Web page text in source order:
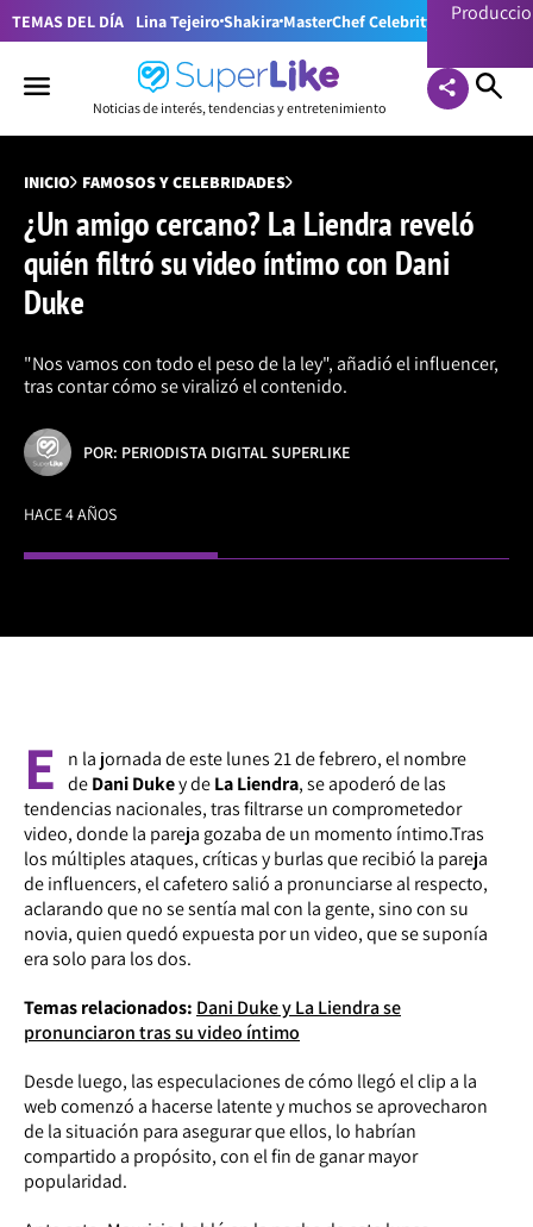
TEMAS DEL DÍA Lina TejeiroShakira MasterChef Celebrity Colombia
Noticias de interés, tendencias y entretenimiento
INICIO FAMOSOS Y CELEBRIDADES
¿Un amigo cercano? La Liendra reveló
quién filtró su video íntimo con Dani
Duke
"Nos vamos con todo el peso de la ley", añadió el influencer,
tras contar cómo se viralizó el contenido.
POR: PERIODISTA DIGITAL SUPERLIKE
HACE 4 AÑOS
E
n la jornada de este lunes 21 de febrero, el nombre
deDani Dukey deLa Liendra, se apoderó de las
tendencias nacionales, tras filtrarse un comprometedor
video, donde la pareja gozaba de un momento íntimo.Tras
los múltiples ataques, críticas y burlas que recibió la pareja
de influencers, el cafetero salió a pronunciarse al respecto,
aclarando que no se sentía mal con la gente, sino con su
novia, quien quedó expuesta por un video, que se suponía
era solo para los dos.
Temas relacionados: Dani Duke y La Liendra se
pronunciaron tras su video íntimo
Desde luego, las especulaciones de cómo llegó el clip a la
web comenzó a hacerse latente y muchos se aprovecharon
de la situación para asegurar que ellos, lo habrían
compartido a propósito, con el fin de ganar mayor
popularidad.